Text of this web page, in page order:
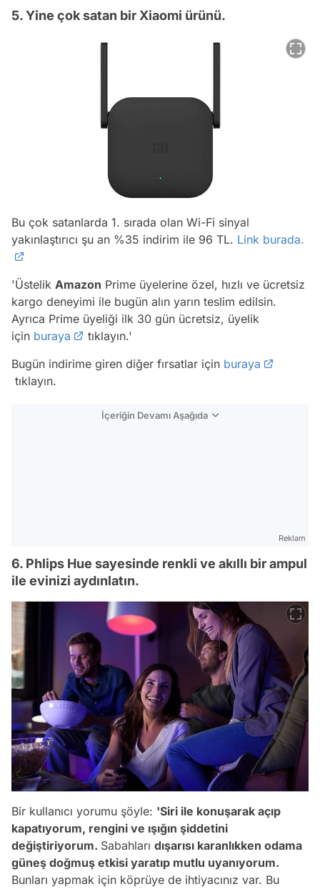
5. Yine çok satan bir Xiaomi ürünü.
Bu çok satanlarda 1. sırada olan Wi-Fi sinyal
yakınlaştırıcı şu an %35 indirim ile 96 TL. Link burada.
'Üstelik Amazon Prime üyelerine özel, hızlı ve ücretsiz
kargo deneyimi ile bugün alın yarın teslim edilsin.
Ayrıca Prime üyeliği ilk 30 gün ücretsiz, üyelik
için buraya
tıklayın.'
Bugün indirime giren diğer fırsatlar için buraya
tıklayın.
İçeriğin Devamı Aşağıda
Reklam
6. Phlips Hue sayesinde renkli ve akıllı bir ampul
ile evinizi aydınlatın.
Bir kullanıcı yorumu şöyle: 'Siri ile konuşarak açıp
kapatıyorum, rengini ve ışığın şiddetini
değiştiriyorum. Sabahları dışarısı karanlıkken odama
güneş doğmuş etkisi yaratıp mutlu uyanıyorum.
Bunları yapmak için köprüye de ihtiyacınız var. Bu